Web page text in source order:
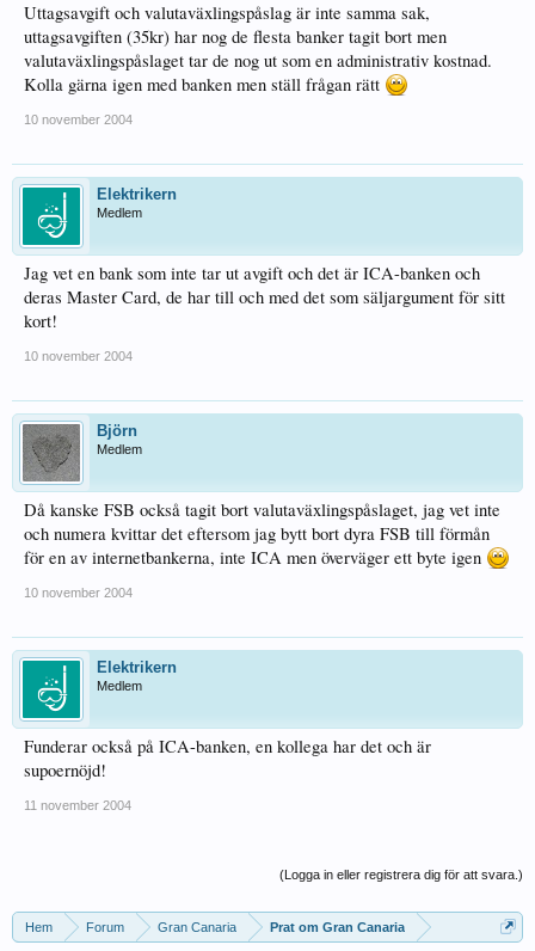
Uttagsavgift och valutaväxlingspåslag är inte samma sak,
uttagsavgiften (35kr) har nog de flesta banker tagit bort men
valutaväxlingspåslaget tar de nog ut som en administrativ kostnad.
Kolla gärna igen med banken men ställ frågan rätt
10 november 2004
Elektrikern
Medlem
Jag vet en bank som inte tar ut avgift och det är ICA-banken och
deras Master Card, de har till och med det som säljargument för sitt
kort!
10 november 2004
Björn
Medlem
Då kanske FSB också tagit bort valutaväxlingspåslaget, jag vet inte
och numera kvittar det eftersom jag bytt bort dyra FSB till förmån
för en av internetbankerna, inte ICA men överväger ett byte igen
10 november 2004
Elektrikern
Medlem
Funderar också på ICA-banken, en kollega har det och är
supoernöjd!
11 november 2004
(Logga in eller registrera dig för att svara.)
Hem Forum Gran Canaria Prat om Gran Canaria